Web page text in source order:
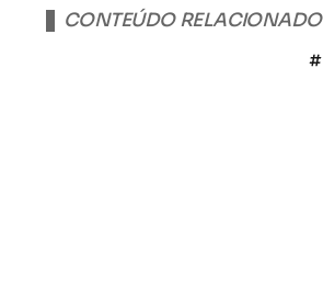
CONTEÚDO RELACIONADO